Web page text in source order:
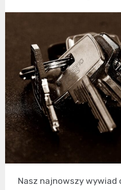
Nasz najnowszy wywiad